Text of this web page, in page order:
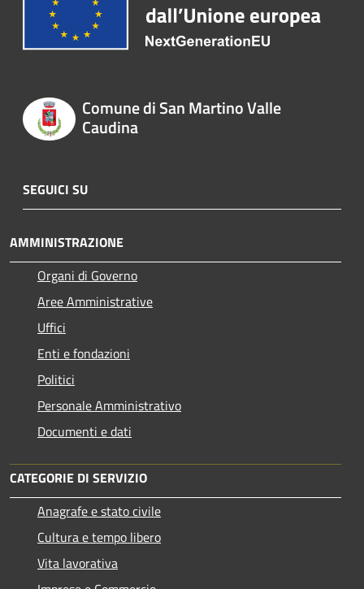
Comune di San Martino Valle
Caudina
SEGUICI SU
AMMINISTRAZIONE
Organi di Governo
Aree Amministrative
Uffici
Enti e fondazioni
Politici
Personale Amministrativo
Documenti e dati
CATEGORIE DI SERVIZIO
Anagrafe e stato civile
Cultura e tempo libero
Vita lavorativa